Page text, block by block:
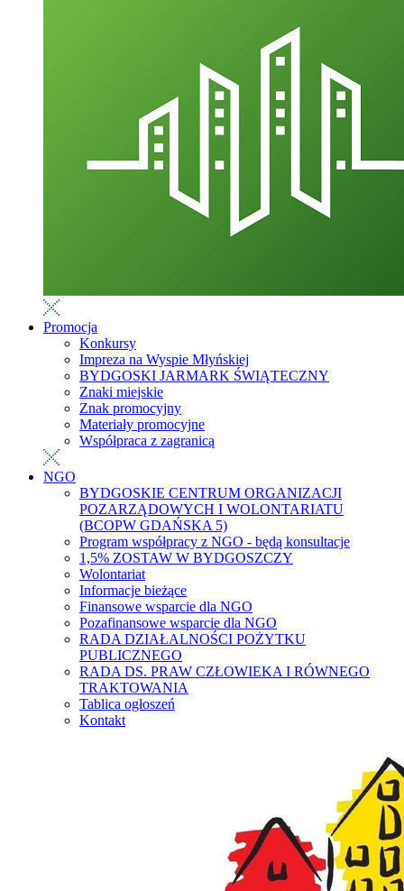
Promocja
Konkursy
Impreza na Wyspie Młyńskiej
BYDGOSKI JARMARK ŚWIĄTECZNY
Znaki miejskie
Znak promocyjny
Materiały promocyjne
Współpraca z zagranicą
NGO
BYDGOSKIE CENTRUM ORGANIZACJI
POZARZĄDOWYCH I WOLONTARIATU
(BCOPW GDAŃSKA 5)
Program współpracy z NGO - będą konsultacje
1,5% ZOSTAW W BYDGOSZCZY
Wolontariat
Informacje bieżące
Finansowe wsparcie dla NGO
Pozafinansowe wsparcie dla NGO
RADA DZIAŁALNOŚCI POŻYTKU
PUBLICZNEGO
RADA DS. PRAW CZŁOWIEKA I RÓWNEGO
TRAKTOWANIA
Tablica ogłoszeń
Kontakt